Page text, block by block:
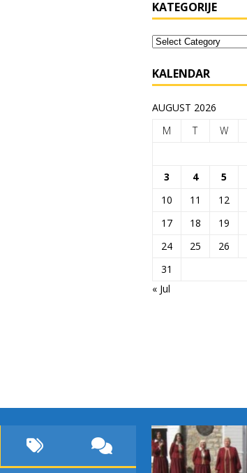
KATEGORIJE
KALENDAR
AUGUST 2026
M
T W
3
4 5
10
11 12
17
18 19
24
25 26
31
« Jul